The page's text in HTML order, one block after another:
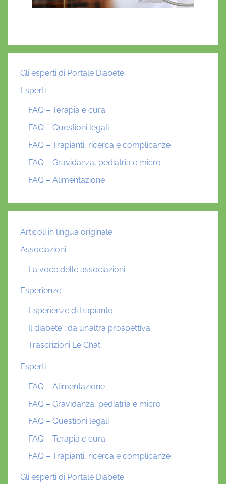
l
,
p
i
a
Gli esperti di Portale Diabete
Esperti
FAQ – Terapia e cura
FAQ – Questioni legali
FAQ – Trapianti, ricerca e complicanze
FAQ – Gravidanza, pediatria e micro
FAQ – Alimentazione
Articoli in lingua originale
Associazioni
La voce delle associazioni
Esperienze
Esperienze di trapianto
Il diabete… da un’altra prospettiva
Trascrizioni Le Chat
Esperti
FAQ – Alimentazione
FAQ – Gravidanza, pediatria e micro
FAQ – Questioni legali
FAQ – Terapia e cura
FAQ – Trapianti, ricerca e complicanze
Gli esperti di Portale Diabete